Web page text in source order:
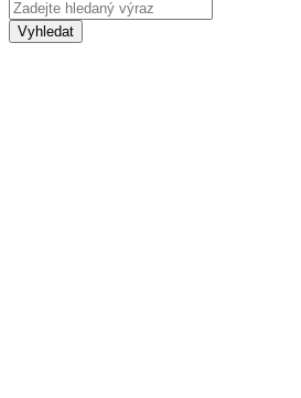
Vyhledat